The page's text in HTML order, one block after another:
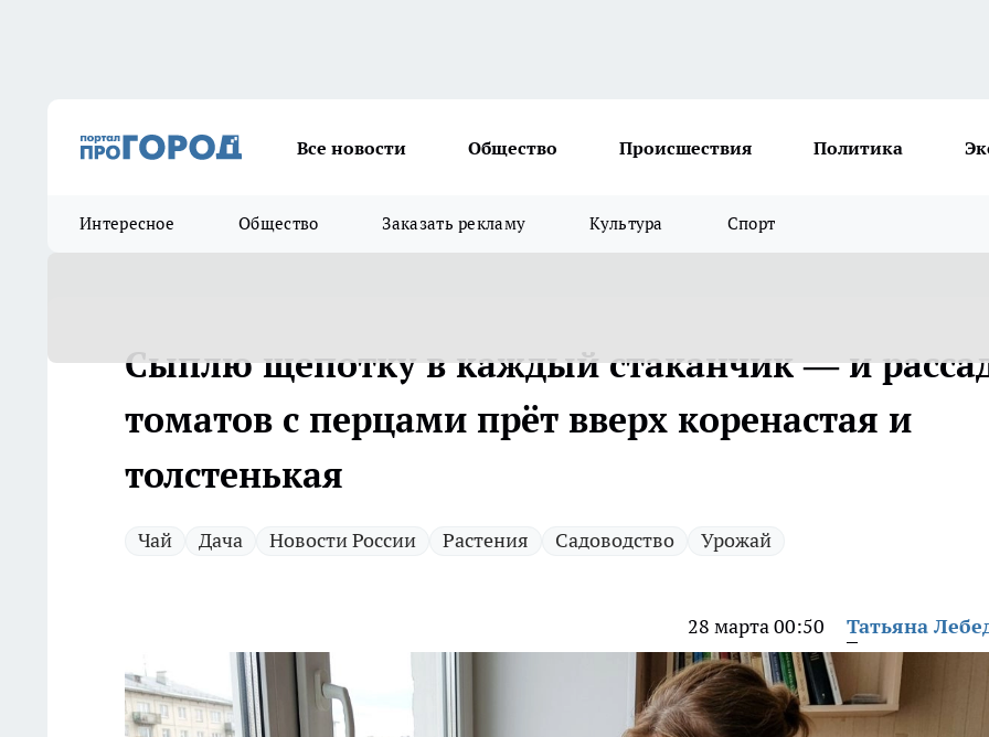
Все новости Общество Происшествия Политика
Интересное Общество Заказать рекламу Культура Спорт
Сыплю щепотку в каждый стаканчик — и
томатов с перцами прёт вверх коренастая и
толстенькая
Чай Дача Новости России Растения Садоводство Урожай
28 марта 00:50 Татьяна